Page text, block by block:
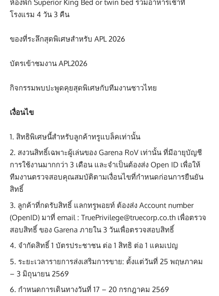
ห้องพัก Superior King Bed or twin bed รวมอาหารเช้าที่
โรงแรม 4 วัน 3 คืน
ของที่ระลึกสุดพิเศษสำหรับ APL 2026
บัตรเข้าชมงาน APL2026
กิจกรรมพบปะพูดคุยสุดพิเศษกับทีมงานชาวไทย
เงื่อนไข
สิทธิพิเศษนี้สำหรับลูกค้าทรูแบล็คเท่านั้น
สงวนสิทธิ์เฉพาะผู้เล่นของ Garena RoV เท่านั้น ที่มีอายุบัญชี
การใช้งานมากกว่า 3 เดือน และจำเป็นต้องส่ง Open ID เพื่อให้
ทีมงานตรวจสอบคุณสมบัติตามเงื่อนไขที่กำหนดก่อนการยืนยัน
สิทธิ์
ลูกค้าที่กดรับสิทธิ์ แลกทรูพอยท์ ต้องส่ง Account number
(OpenID) มาที่ email : TruePrivilege@truecorp.co.th เพื่อตรวจ
สอบสิทธิ์ ของ Garena ภายใน 3 วันเพื่อตรวจสอบสิทธิ์
จํากัดสิทธิ์ 1 บัตรประชาชน ต่อ 1 สิทธิ ต่อ 1 แคมเปญ
ระยะเวลารายการส่งเสริมการขาย: ตั้งแต่วันที่ 25 พฤษภาคม
– 3 มิถุนายน 2569
กำหนดการเดินทางวันที่ 17 – 20 กรกฎาคม 2569